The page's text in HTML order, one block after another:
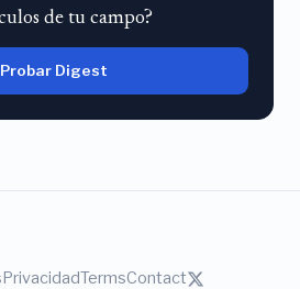
de tu campo?
Probar Digest
PrivacidadTermsContact